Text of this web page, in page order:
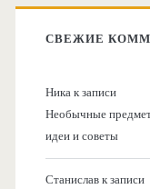
СВЕЖИЕ
Никак записи
Необычные
идеи и советы
Станиславк записи